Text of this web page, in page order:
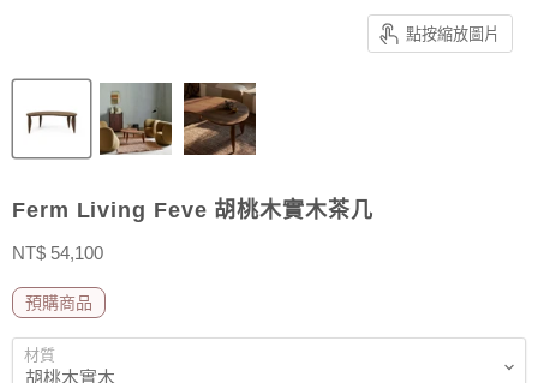
點按縮放圖片
Ferm Living Feve 胡桃木實木茶几
售價
NT$ 54,100
預購商品
材質